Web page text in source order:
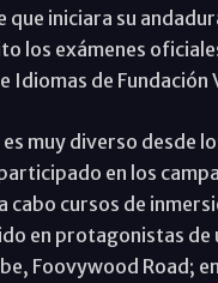
iniciara su
los exámenes
Idiomas de Fundación
muy diverso desde
en los
cursos de
en protagonistas de
Foovywood Road;